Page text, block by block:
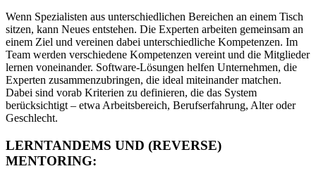
Wenn Spezialisten aus unterschiedlichen Bereichen an einem Tisch
sitzen, kann Neues entstehen. Die Experten arbeiten gemeinsam an
einem Ziel und vereinen dabei unterschiedliche Kompetenzen. Im
Team werden verschiedene Kompetenzen vereint und die Mitglieder
lernen voneinander. Software-Lösungen helfen Unternehmen, die
Experten zusammenzubringen, die ideal miteinander matchen.
Dabei sind vorab Kriterien zu definieren, die das System
berücksichtigt – etwa Arbeitsbereich, Berufserfahrung, Alter oder
Geschlecht.
LERNTANDEMS UND (REVERSE)
MENTORING: